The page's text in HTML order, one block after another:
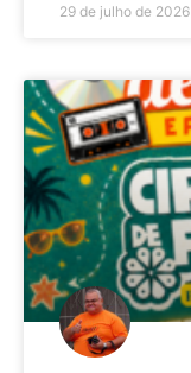
29 de julho de 2026